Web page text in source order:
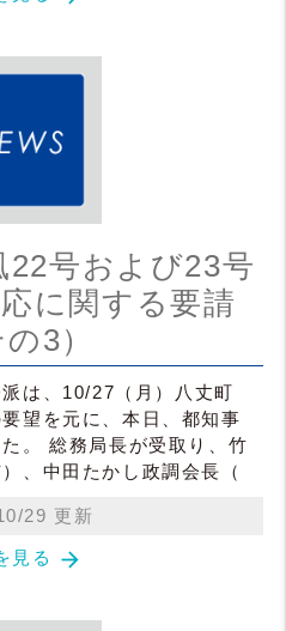
22号および23号
に関する要請
の3）
は、10/27（月）八丈町
望を元に、本日、都知事
。 総務局長が受取り、竹
、中田たかし政調会長（
29 更新
見る arrow_forward